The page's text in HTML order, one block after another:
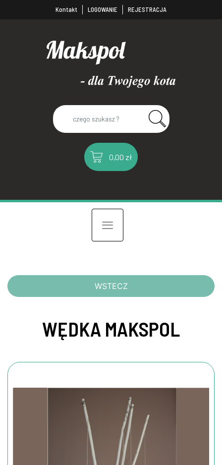
Kontakt LOGOWANIE REJESTRACJA
0,00 zł
Toggle navigation
WSTECZ
WĘDKA MAKSPOL